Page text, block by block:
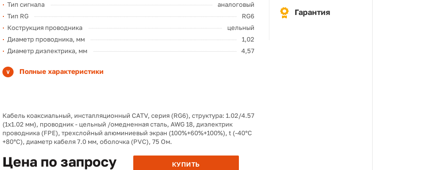
Тип сигнала
аналоговый
Тип RG
RG6
Кострукция проводника
цельный
Диаметр проводника, мм
1,02
Диаметр диэлектрика, мм
4,57
Полные характеристики
Кабель коаксиальный, инсталляционный CATV, серия (RG6), структура: 1.02/4.57
(1х1.02 мм), проводник - цельный /омедненная сталь, AWG 18, диэлектрик
проводника (FPE), трехслойный алюминиевый экран (100%+60%+100%), t (-40°C
+80°C), диаметр кабеля 7.0 мм, оболочка (PVC), 75 Ом.
Цена по запросу КУПИТЬ
Гарантия